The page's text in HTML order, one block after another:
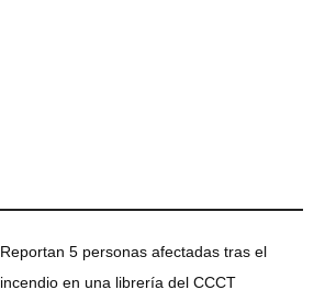
Reportan 5 personas afectadas tras el
incendio en una librería del CCCT